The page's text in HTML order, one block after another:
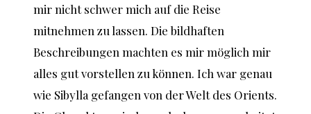
mir nicht schwer mich auf die Reise
mitnehmen zu lassen. Die bildhaften
Beschreibungen machten es mir möglich mir
alles gut vorstellen zu können. Ich war genau
wie Sibylla gefangen von der Welt des Orients.